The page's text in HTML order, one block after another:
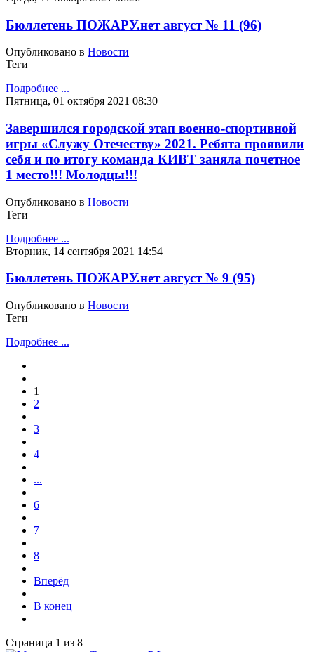
Бюллетень ПОЖАРУ.нет август № 11 (96)
Опубликовано в Новости
Теги
Подробнее ...
Пятница, 01 октября 2021 08:30
Завершился городской этап военно-спортивной
игры «Служу Отечеству» 2021. Ребята проявили
себя и по итогу команда КИВТ заняла почетное
1 место!!! Молодцы!!!
Опубликовано в Новости
Теги
Подробнее ...
Вторник, 14 сентября 2021 14:54
Бюллетень ПОЖАРУ.нет август № 9 (95)
Опубликовано в Новости
Теги
Подробнее ...
1
2
3
4
...
6
7
8
Вперёд
В конец
Страница 1 из 8